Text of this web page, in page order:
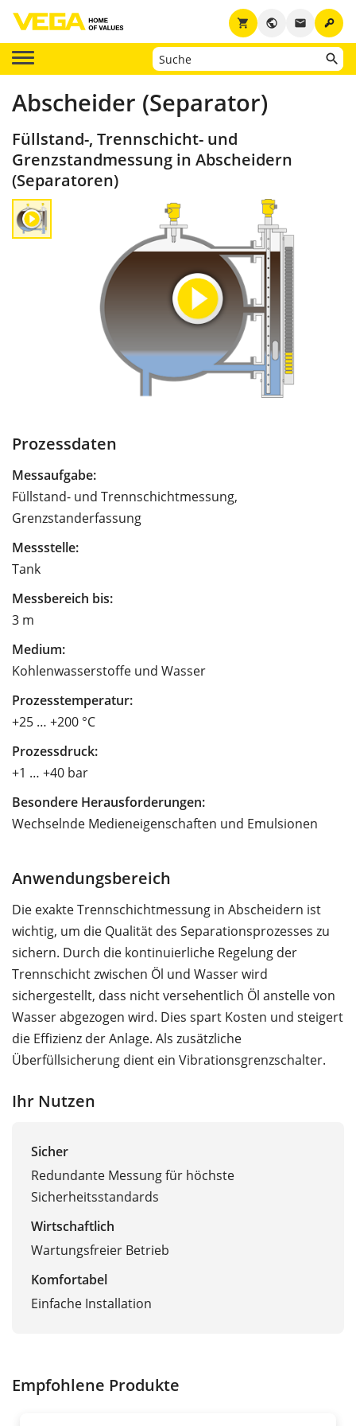
key
email
public
shopping_cart
Abscheider (Separator)
Füllstand-, Trennschicht- und
Grenzstandmessung in Abscheidern
(Separatoren)
Prozessdaten
Messaufgabe:
Füllstand- und Trennschichtmessung,
Grenzstanderfassung
Messstelle:
Tank
Messbereich bis:
3 m
Medium:
Kohlenwasserstoffe und Wasser
Prozesstemperatur:
+25 … +200 °C
Prozessdruck:
+1 … +40 bar
Besondere Herausforderungen:
Wechselnde Medieneigenschaften und Emulsionen
Anwendungsbereich
Die exakte Trennschichtmessung in Abscheidern ist
wichtig, um die Qualität des Separationsprozesses zu
sichern. Durch die kontinuierliche Regelung der
Trennschicht zwischen Öl und Wasser wird
sichergestellt, dass nicht versehentlich Öl anstelle von
Wasser abgezogen wird. Dies spart Kosten und steigert
die Effizienz der Anlage. Als zusätzliche
Überfüllsicherung dient ein Vibrationsgrenzschalter.
Ihr Nutzen
Sicher
Redundante Messung für höchste
Sicherheitsstandards
Wirtschaftlich
Wartungsfreier Betrieb
Komfortabel
Einfache Installation
Empfohlene Produkte